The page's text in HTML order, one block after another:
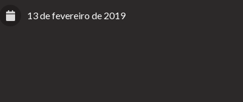
13 de fevereiro de 2019